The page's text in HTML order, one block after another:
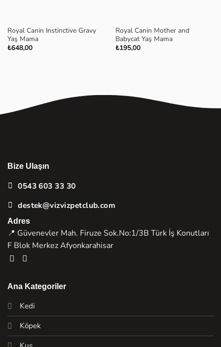
Royal Canin Instinctive Gravy
Yaş Mama
₺648,00
Royal Canin Mother and
Babycat Yaş Mama
₺195,00
Bize Ulaşın
0543 603 33 30
destek@vizvizpetclub.com
Adres
📍 Güvenevler Mah. Firuze Sok.No:1/3B Türk İş Konutları
F Blok Merkez Afyonkarahisar
Ana Kategoriler
Kedi
Köpek